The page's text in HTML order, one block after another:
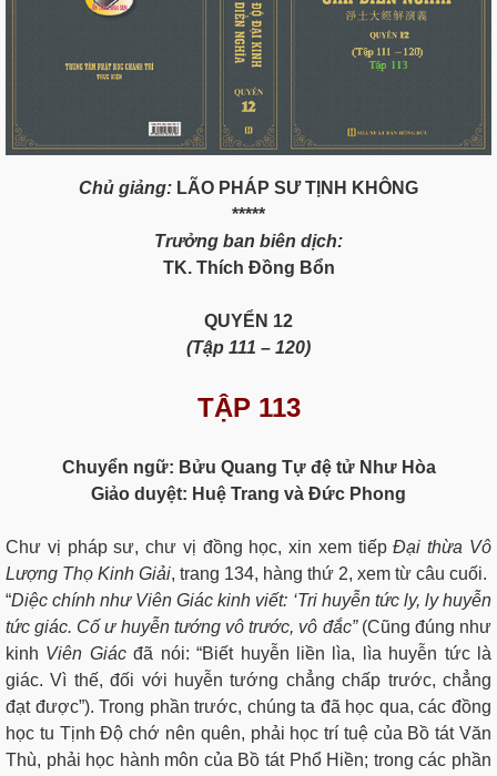
Chủ giảng: LÃO PHÁP SƯ TỊNH KHÔNG
*****
Trưởng ban biên dịch:
TK. Thích Đồng Bổn
QUYỂN 12
(Tập 111 – 120)
TẬP 113
Chuyển ngữ: Bửu Quang Tự đệ tử Như Hòa
Giảo duyệt: Huệ Trang và Đức Phong
Chư vị pháp sư, chư vị đồng học, xin xem tiếpĐại thừa Vô
Lượng Thọ Kinh Giải, trang 134, hàng thứ 2, xem từ câu cuối.
“Diệc chính như Viên Giác kinh viết: ‘Tri huyễn tức ly, ly huyễn
tức giác. Cố ư huyễn tướng vô trước, vô đắc” (Cũng đúng như
kinh Viên Giácđã nói: “Biết huyễn liền lìa, lìa huyễn tức là
giác. Vì thế, đối với huyễn tướng chẳng chấp trước, chẳng
đạt được”). Trong phần trước, chúng ta đã học qua, các đồng
học tu Tịnh Độ chớ nên quên, phải học trí tuệ của Bồ tát Văn
Thù, phải học hành môn của Bồ tát Phổ Hiền; trong các phần